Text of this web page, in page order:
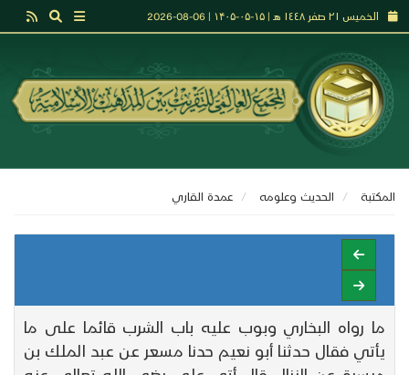
الخميس ٢١ صفر ١٤٤٨ هـ | ۱۵-۰۵-۱۴۰۵ | 06-08-2026
المكتبة الحديث وعلومه عمدة القاري
ما رواه البخاري وبوب عليه باب الشرب قائما على ما
يأتي فقال حدثنا أبو نعيم حدنا مسعر عن عبد الملك بن